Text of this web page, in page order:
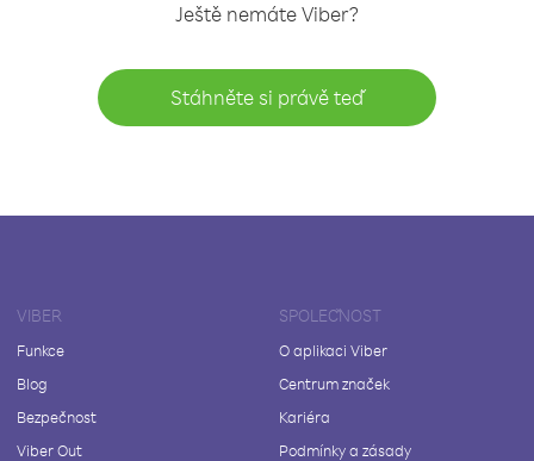
Ještě nemáte Viber?
Stáhněte si právě teď
VIBER
Funkce
Blog
Bezpečnost
Viber Out
SPOLEČNOST
O aplikaci Viber
Centrum značek
Kariéra
Podmínky a zásady